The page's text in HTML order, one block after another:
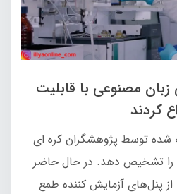
مصنوعی با قابلیت
کردند
شده توسط پژوهشگران کره ای
را تشخیص دهد. در حال حاضر
پنل‌های آزمایش کننده طمع